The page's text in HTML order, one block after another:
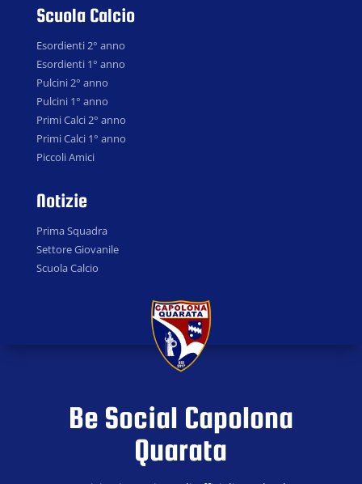
Scuola Calcio
Esordienti 2° anno
Esordienti 1° anno
Pulcini 2° anno
Pulcini 1° anno
Primi Calci 2° anno
Primi Calci 1° anno
Piccoli Amici
Notizie
Prima Squadra
Settore Giovanile
Scuola Calcio
Be Social Capolona
Quarata